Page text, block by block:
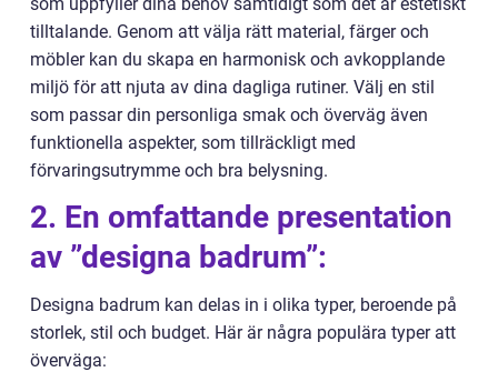
tilltalande. Genom att välja rätt material, färger och
möbler kan du skapa en harmonisk och avkopplande
miljö för att njuta av dina dagliga rutiner. Välj en stil
som passar din personliga smak och överväg även
funktionella aspekter, som tillräckligt med
förvaringsutrymme och bra belysning.
2. En omfattande presentation
av ”designa badrum”:
Designa badrum kan delas in i olika typer, beroende på
storlek, stil och budget. Här är några populära typer att
överväga: